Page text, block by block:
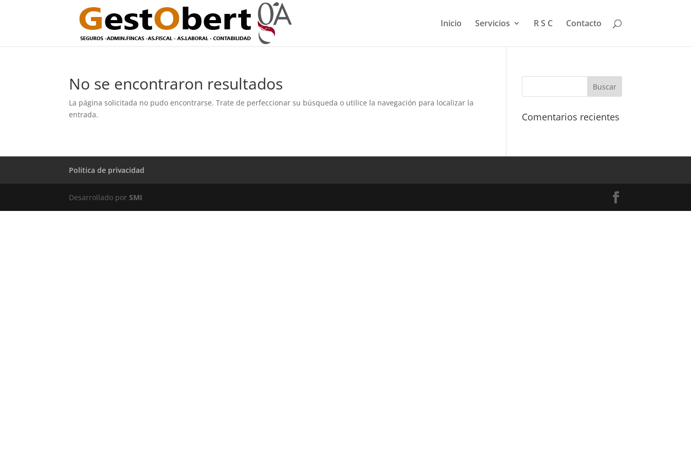
Inicio Servicios R S C Contacto
No se encontraron resultados
La página solicitada no pudo encontrarse. Trate de perfeccionar su búsqueda o utilice la navegación para localizar la
entrada.
Comentarios recientes
Politica de privacidad
Desarrollado porSMI